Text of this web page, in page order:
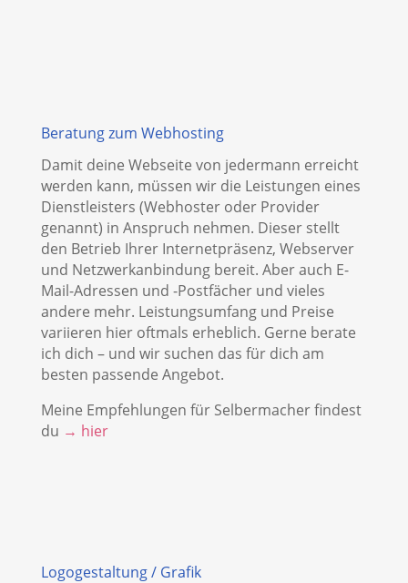
Beratung zum Webhosting
Damit deine Webseite von jedermann erreicht
werden kann, müssen wir die Leistungen eines
Dienstleisters (Webhoster oder Provider
genannt) in Anspruch nehmen. Dieser stellt
den Betrieb Ihrer Internetpräsenz, Webserver
und Netzwerkanbindung bereit. Aber auch E-
Mail-Adressen und -Postfächer und vieles
andere mehr. Leistungsumfang und Preise
variieren hier oftmals erheblich. Gerne berate
ich dich – und wir suchen das für dich am
besten passende Angebot.
Meine Empfehlungen für Selbermacher findest
du → hier
Logogestaltung / Grafik